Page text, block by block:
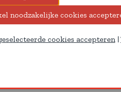
cookies accepteren|